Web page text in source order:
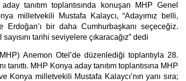
tanıtım toplantısında konuşan MHP Genel
milletvekili Mustafa Kalaycı, “Adayımız belli,
Erdoğan’ı bir daha Cumhurbaşkanı seçeceğiz.
tarihi seviyelere çıkaracağız” dedi
Anemon Otel’de düzenlediği toplantıyla 28.
tanıttı. MHP Konya aday tanıtım toplantısına MHP
Konya milletvekili Mustafa Kalaycı’nın yanı sıra;